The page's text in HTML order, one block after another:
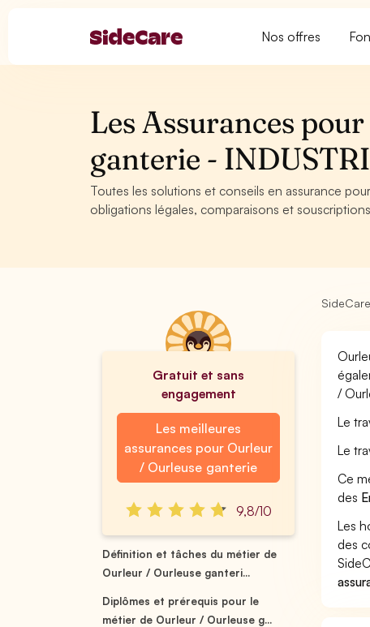
Nos offres
Les Assurances
ganterie -
Toutes les solutions et conseils en assurance
obligations légales, comparaisons et
Gratuit et sans
engagement
Les meilleures
assurances pour Ourleur
/ Ourleuse ganterie
9,8/10
Définition et tâches du métier de
Ourleur / Ourleuse ganteri...
Diplômes et prérequis pour le
métier de Ourleur / Ourleuse g...
SideCare
/
Le
Le
Ce
des
Les
des